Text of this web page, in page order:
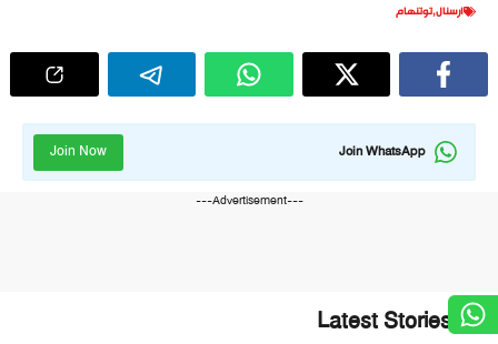
ارسنال,توتنهام
Join WhatsApp
Join Now
---Advertisement---
Latest Stories